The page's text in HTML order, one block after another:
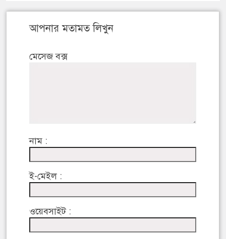
আপনার মতামত লিখুন
মেসেজ বক্স
নাম :
ই-মেইল :
ওয়েবসাইট :